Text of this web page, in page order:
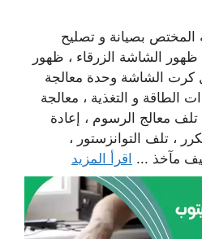
المختص بصيانة و تصليح
الشاشة الزرقاء ، ظهور
كرت الشاشة وحدة معالجة
الطاقة و التغذية ، معالجة
تلف معالج الرسوم ، إعادة
، تلف التوانزستور ،
مآخذ ... اقرأ المزيد